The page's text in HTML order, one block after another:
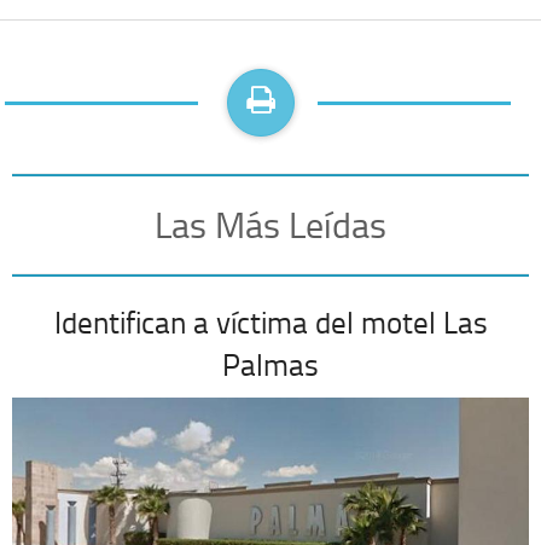
Las Más Leídas
Identifican a víctima del motel Las
Palmas